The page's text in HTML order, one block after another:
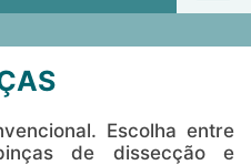
Escolha entre
de dissecção e